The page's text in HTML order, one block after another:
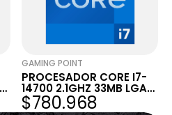
GAMING POINT
PROCESADOR CORE I7-
14700 2.1GHZ 33MB LGA
1700
$780.968